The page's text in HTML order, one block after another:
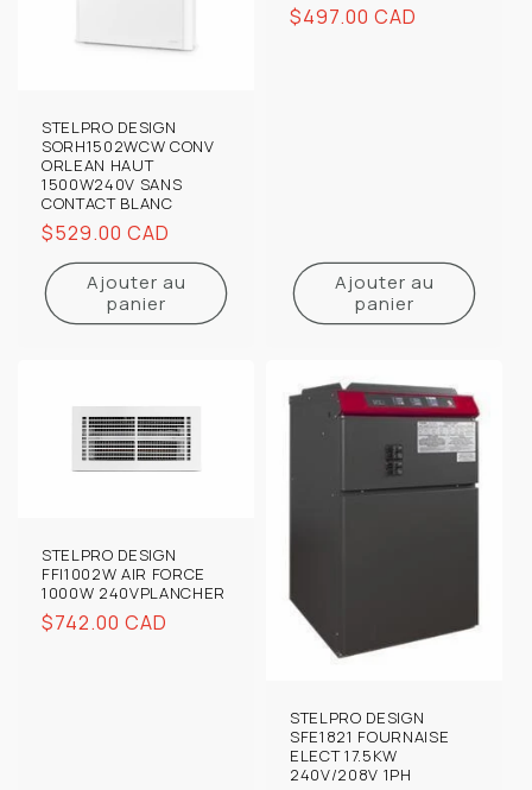
STELPRO DESIGN
SORH1502WCW CONV
ORLEAN HAUT
1500W240V SANS
CONTACT BLANC
Prix
habituel
$529.00 CAD
Ajouter au
panier
Prix
$497.00 CAD
Ajouter au
panier
STELPRO DESIGN
FFI1002W AIR FORCE
1000W 240VPLANCHER
Prix
$742.00 CAD
STELPRO DESIGN
SFE1821 FOURNAISE
ELECT 17.5KW
240V/208V 1PH